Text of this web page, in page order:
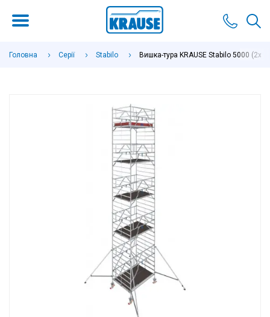
Головна Серії Stabilo Вишка-тура KRAUSE Stabilo 5000